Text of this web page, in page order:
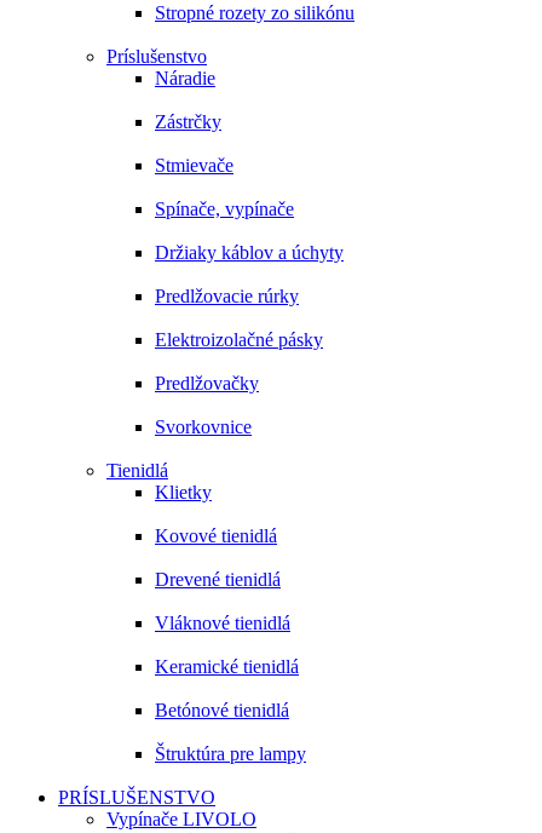
Stropné rozety zo silikónu
Príslušenstvo
Náradie
Zástrčky
Stmievače
Spínače, vypínače
Držiaky káblov a úchyty
Predlžovacie rúrky
Elektroizolačné pásky
Predlžovačky
Svorkovnice
Tienidlá
Klietky
Kovové tienidlá
Drevené tienidlá
Vláknové tienidlá
Keramické tienidlá
Betónové tienidlá
Štruktúra pre lampy
PRÍSLUŠENSTVO
Vypínače LIVOLO